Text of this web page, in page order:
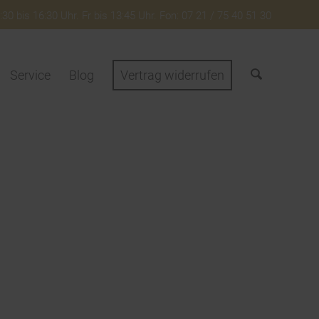
bis 16:30 Uhr. Fr bis 13:45 Uhr. Fon: 07 21 / 75 40 51 30
Service Blog Vertrag widerrufen